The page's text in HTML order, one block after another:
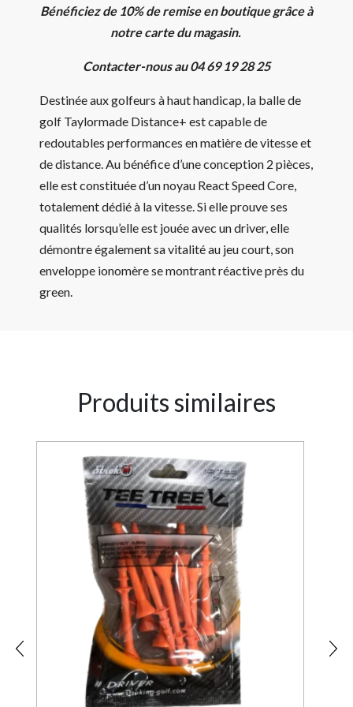
Bénéficiez de 10% de remise en boutique grâce à
notre carte du magasin.
Contacter-nous au 04 69 19 28 25
Destinée aux golfeurs à haut handicap, la balle de
golf Taylormade Distance+ est capable de
redoutables performances en matière de vitesse et
de distance. Au bénéfice d’une conception 2 pièces,
elle est constituée d’un noyau React Speed Core,
totalement dédié à la vitesse. Si elle prouve ses
qualités lorsqu’elle est jouée avec un driver, elle
démontre également sa vitalité au jeu court, son
enveloppe ionomère se montrant réactive près du
green.
Produits similaires